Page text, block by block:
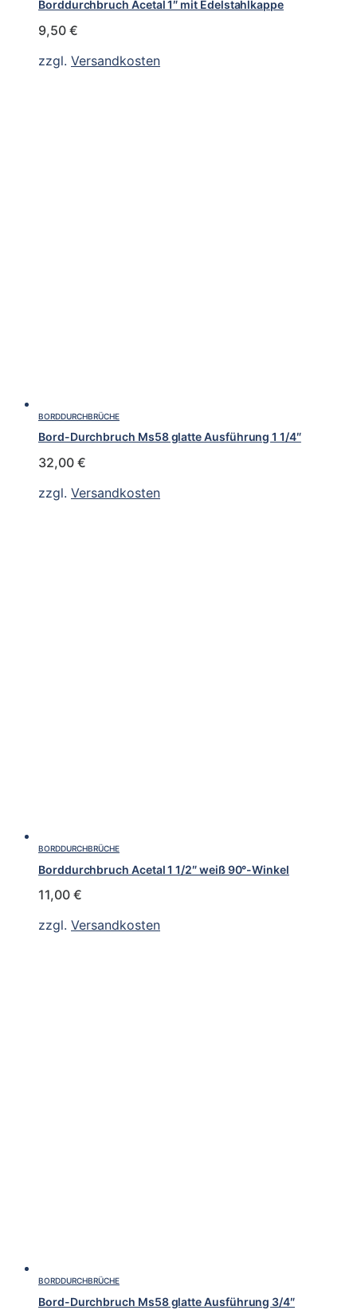
Borddurchbruch Acetal 1″ mit Edelstahlkappe
9,50 €
zzgl. Versandkosten
BORDDURCHBRÜCHE
Bord-Durchbruch Ms58 glatte Ausführung 1 1/4″
32,00 €
zzgl. Versandkosten
BORDDURCHBRÜCHE
Borddurchbruch Acetal 1 1/2″ weiß 90°-Winkel
11,00 €
zzgl. Versandkosten
BORDDURCHBRÜCHE
Bord-Durchbruch Ms58 glatte Ausführung 3/4″